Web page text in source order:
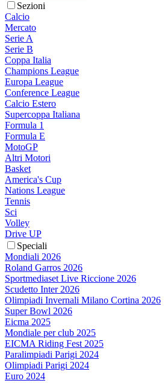
Sezioni
Calcio
Mercato
Serie A
Serie B
Coppa Italia
Champions League
Europa League
Conference League
Calcio Estero
Supercoppa Italiana
Formula 1
Formula E
MotoGP
Altri Motori
Basket
America's Cup
Nations League
Tennis
Sci
Volley
Drive UP
Speciali
Mondiali 2026
Roland Garros 2026
Sportmediaset Live Riccione 2026
Scudetto Inter 2026
Olimpiadi Invernali Milano Cortina 2026
Super Bowl 2026
Eicma 2025
Mondiale per club 2025
EICMA Riding Fest 2025
Paralimpiadi Parigi 2024
Olimpiadi Parigi 2024
Euro 2024